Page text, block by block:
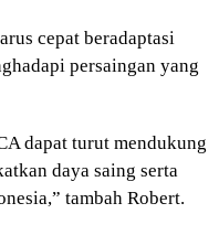
cepat beradaptasi
persaingan yang
dapat turut mendukung
daya saing serta
tambah Robert.